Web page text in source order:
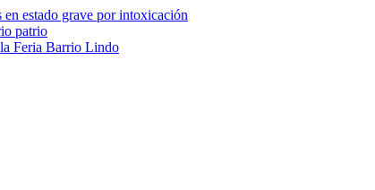
estado grave por intoxicación
patrio
Feria Barrio Lindo